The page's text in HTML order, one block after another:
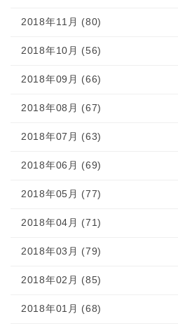
2018年11月 (80)
2018年10月 (56)
2018年09月 (66)
2018年08月 (67)
2018年07月 (63)
2018年06月 (69)
2018年05月 (77)
2018年04月 (71)
2018年03月 (79)
2018年02月 (85)
2018年01月 (68)